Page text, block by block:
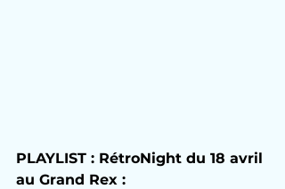
PLAYLIST : RétroNight du 18 avril
au Grand Rex :